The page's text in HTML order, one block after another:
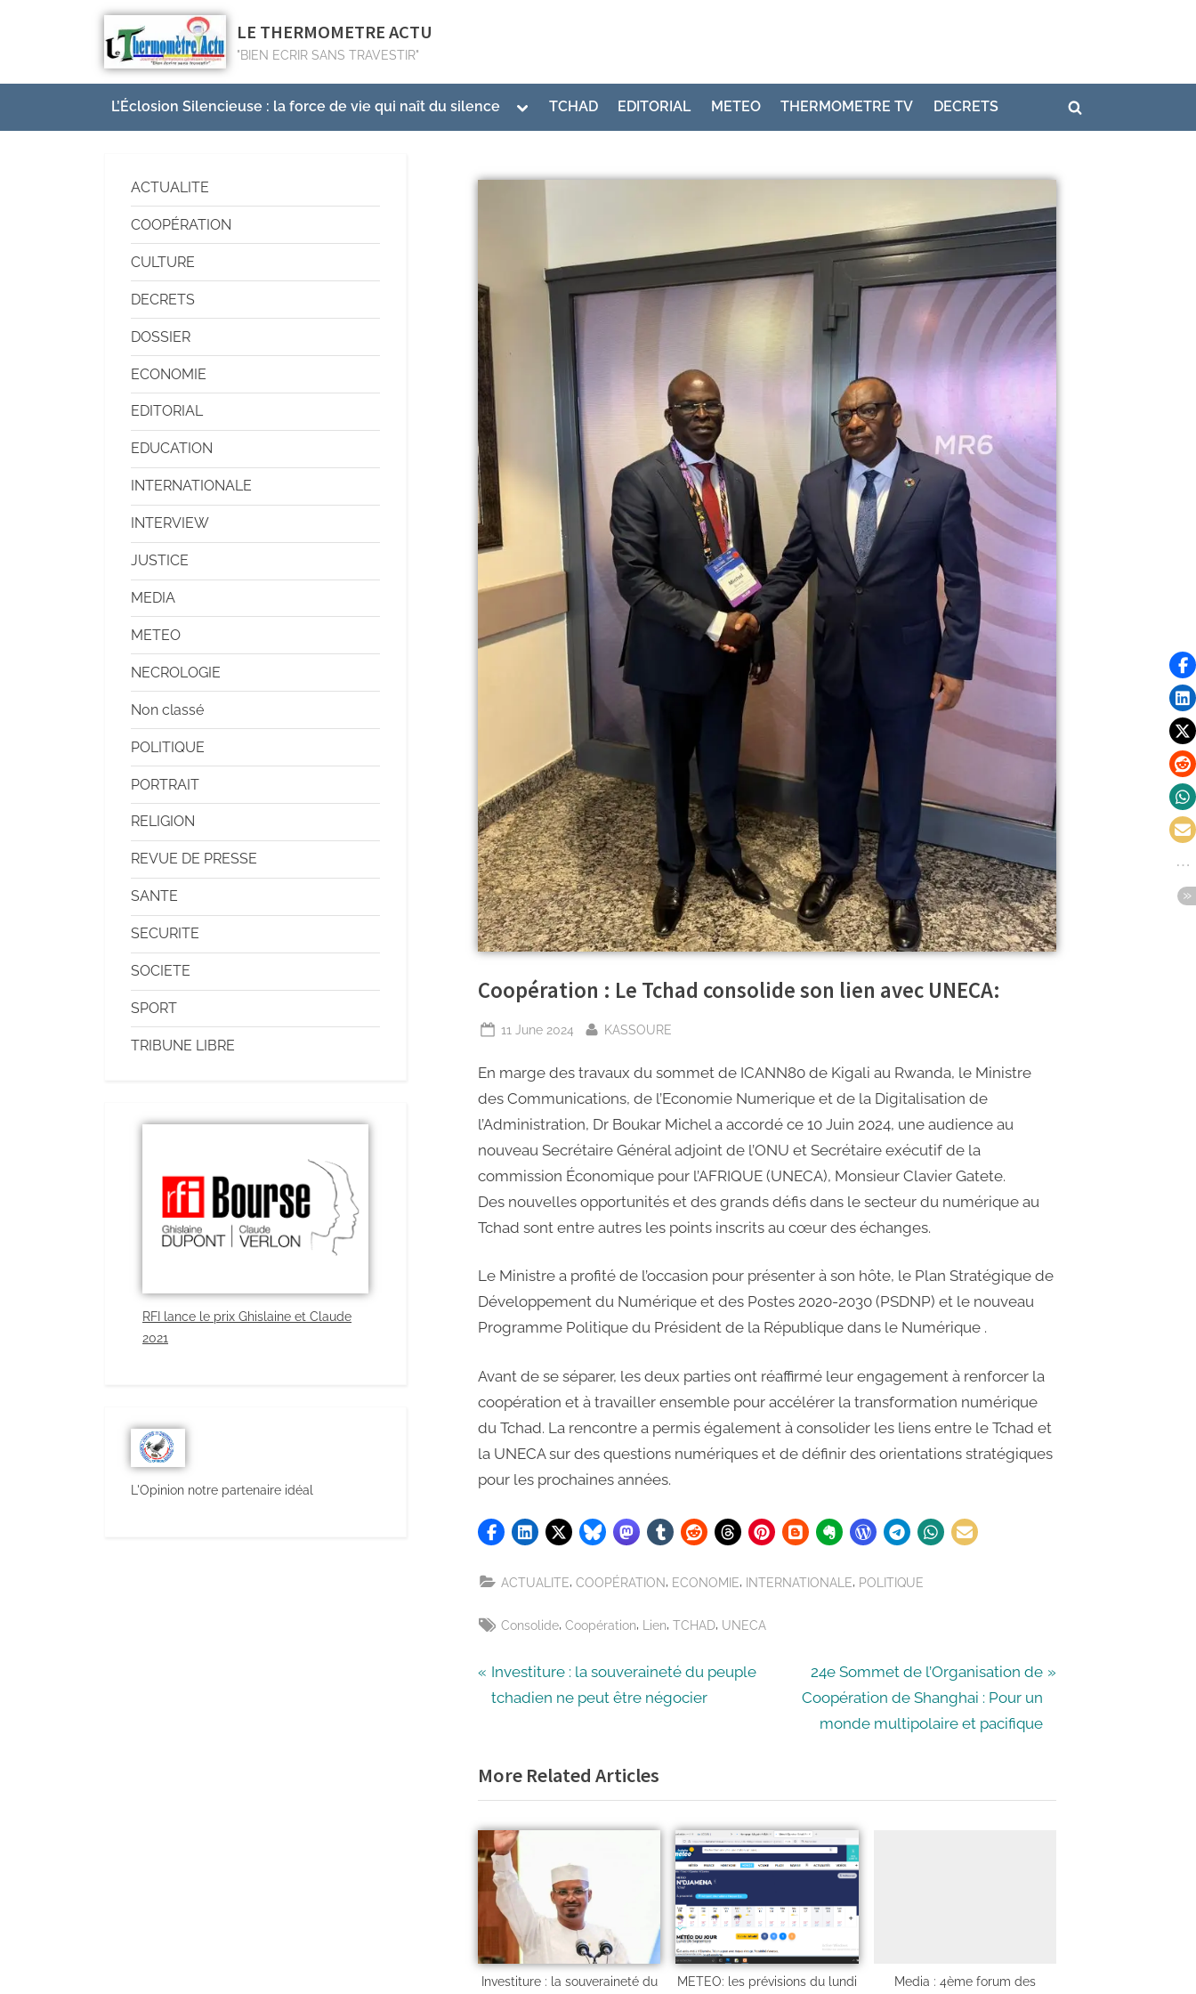
LE THERMOMETRE ACTU
"BIEN ECRIR SANS TRAVESTIR"
L’Éclosion Silencieuse : la force de vie qui naît du silence TCHAD EDITORIAL METEO THERMOMETRE TV DECRETS
Coopération : Le Tchad consolide son lien avec UNECA:
11 June 2024 KASSOURE
En marge des travaux du sommet de ICANN80 de Kigali au Rwanda, le Ministre
des Communications, de l’Economie Numerique et de la Digitalisation de
l’Administration, Dr Boukar Michel a accordé ce 10 Juin 2024, une audience au
nouveau Secrétaire Général adjoint de l’ONU et Secrétaire exécutif de la
commission Économique pour l’AFRIQUE (UNECA), Monsieur Clavier Gatete.
Des nouvelles opportunités et des grands défis dans le secteur du numérique au
Tchad sont entre autres les points inscrits au cœur des échanges.
Le Ministre a profité de l’occasion pour présenter à son hôte, le Plan Stratégique de
Développement du Numérique et des Postes 2020-2030 (PSDNP) et le nouveau
Programme Politique du Président de la République dans le Numérique .
Avant de se séparer, les deux parties ont réaffirmé leur engagement à renforcer la
coopération et à travailler ensemble pour accélérer la transformation numérique
du Tchad. La rencontre a permis également à consolider les liens entre le Tchad et
la UNECA sur des questions numériques et de définir des orientations stratégiques
pour les prochaines années.
ACTUALITE COOPÉRATION ECONOMIE INTERNATIONALE POLITIQUE
Consolide Coopération Lien TCHAD UNECA
Investiture : la souveraineté du peuple
tchadien ne peut être négocier
24e Sommet de l’Organisation de
Coopération de Shanghai : Pour un
monde multipolaire et pacifique
More Related Articles
Investiture : la souveraineté du METEO: les prévisions du lundi Media : 4ème forum des
ACTUALITE
COOPÉRATION
CULTURE
DECRETS
DOSSIER
ECONOMIE
EDITORIAL
EDUCATION
INTERNATIONALE
INTERVIEW
JUSTICE
MEDIA
METEO
NECROLOGIE
Non classé
POLITIQUE
PORTRAIT
RELIGION
REVUE DE PRESSE
SANTE
SECURITE
SOCIETE
SPORT
TRIBUNE LIBRE
RFI lance le prix Ghislaine et Claude
2021
L'Opinion notre partenaire idéal